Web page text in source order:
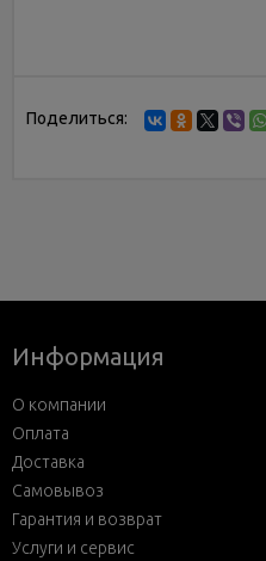
Поделиться:
Информация
О компании
Оплата
Доставка
Самовывоз
Гарантия и возврат
Услуги и сервис